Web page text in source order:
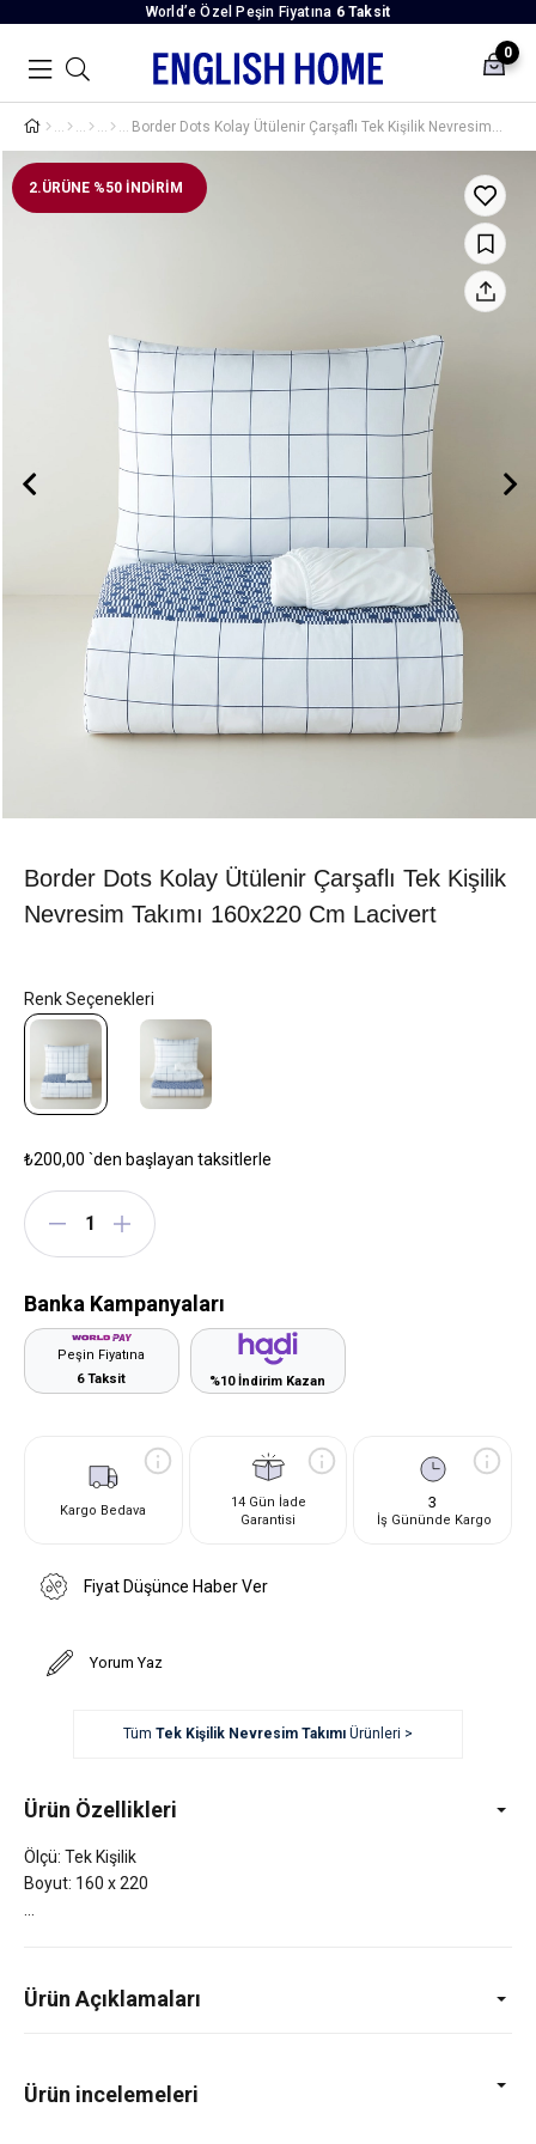
World’e Özel Peşin Fiyatına 6 Taksit
0
Border Dots Kolay Ütülenir Çarşaflı Tek Kişilik Nevresim Takımı 160x220 cm Lacivert
2.ÜRÜNE %50 İNDİRİM
Border Dots Kolay Ütülenir Çarşaflı Tek Kişilik
Nevresim Takımı 160x220 Cm Lacivert
₺200,00 `den başlayan taksitlerle
Banka Kampanyaları
Peşin Fiyatına
6 Taksit
%10 İndirim Kazan
Kargo Bedava
14 Gün İade
Garantisi
3
İş Gününde Kargo
Fiyat Düşünce Haber Ver
Yorum Yaz
Tüm Tek Kişilik Nevresim TakımıÜrünleri >
Ürün Özellikleri
Ölçü: Tek Kişilik
Boyut: 160 x 220
Ürün Açıklamaları